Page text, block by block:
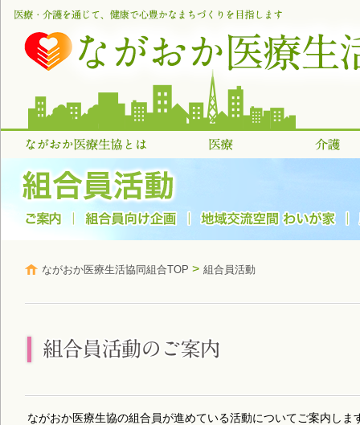
ながおか医療生活協同組合TOP > 組合員活動
ながおか医療生協の組合員が進めている活動についてご案内しま